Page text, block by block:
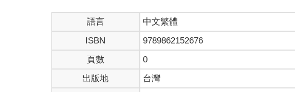
語言 中文繁體
ISBN
9789862152676
頁數
0
出版地
台灣